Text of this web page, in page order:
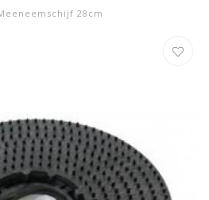
28cm